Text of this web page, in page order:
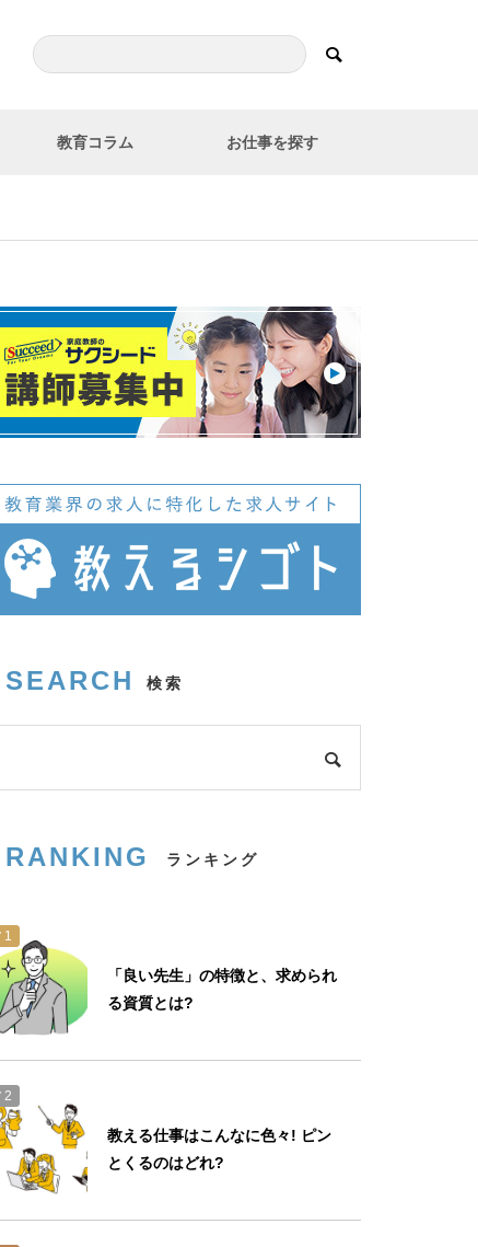
教育コラム お仕事を探す
点（デメリット）｜社会人の副
業におすすめ！
イト｜不安要素や円滑に家庭教
師をするために意識したいポイ
ントをご紹介
あるの？｜学歴不問？高学歴の
実例を紹介
非正規教員の働き方
小学1年生から「プログラミン
はどんなことを勉強するの？
SEARCH
RANKING
1
「良い先生」の特徴と、求められ
る資質とは?
2
教える仕事はこんなに色々! ピン
とくるのはどれ?